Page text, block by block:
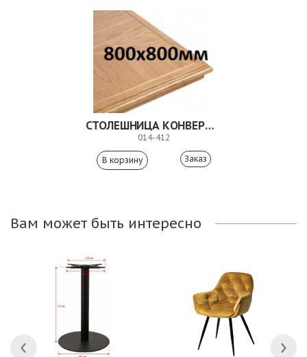
СТОЛЕШНИЦА КОНВЕРТ. 014-032
014-412
Заказ
Вам может быть интересно